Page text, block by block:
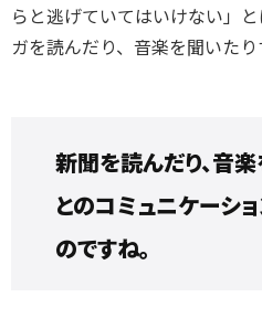
らと逃げていてはいけない」
ガを読んだり、音楽を聞いたり
新聞を読んだり、音楽
とのコミュニケーシ
のですね。